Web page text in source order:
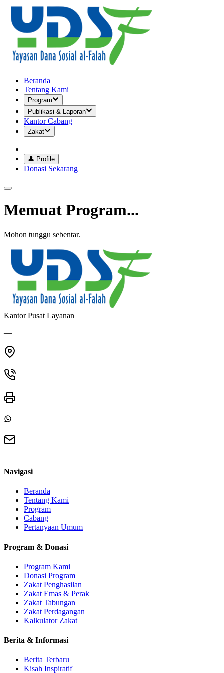
Beranda
Tentang Kami
Program
Publikasi & Laporan
Kantor Cabang
Zakat
👤 Profile
Donasi Sekarang
Memuat Program...
Mohon tunggu sebentar.
Kantor Pusat Layanan
—
—
—
—
—
—
Navigasi
Beranda
Tentang Kami
Program
Cabang
Pertanyaan Umum
Program & Donasi
Program Kami
Donasi Program
Zakat Penghasilan
Zakat Emas & Perak
Zakat Tabungan
Zakat Perdagangan
Kalkulator Zakat
Berita & Informasi
Berita Terbaru
Kisah Inspiratif